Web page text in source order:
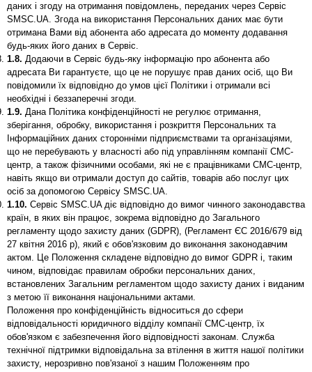
даних і згоду на отримання повідомлень, переданих через Сервіс
SMSC.UA. Згода на використання Персональних даних має бути
отримана Вами від абонента або адресата до моменту додавання
будь-яких його даних в Сервіс.
1.8. Додаючи в Сервіс будь-яку інформацію про абонента або
адресата Ви гарантуєте, що це не порушує прав даних осіб, що Ви
повідомили їх відповідно до умов цієї Політики і отримали всі
необхідні і беззаперечні згоди.
1.9. Дана Політика конфіденційності не регулює отримання,
зберігання, обробку, використання і розкриття Персональних та
Інформаційних даних сторонніми підприємствами та організаціями,
що не перебувають у власності або під управлінням компанії СМС-
центр, а також фізичними особами, які не є працівниками СМС-центр,
навіть якщо ви отримали доступ до сайтів, товарів або послуг цих
осіб за допомогою Сервісу SMSC.UA.
1.10. Сервіс SMSC.UA діє відповідно до вимог чинного законодавства
країн, в яких він працює, зокрема відповідно до Загального
регламенту щодо захисту даних (GDPR), (Регламент ЄС 2016/679 від
27 квітня 2016 р), який є обов'язковим до виконання законодавчим
актом. Це Положення складене відповідно до вимог GDPR і, таким
чином, відповідає правилам обробки персональних даних,
встановлених Загальним регламентом щодо захисту даних і виданим
з метою її виконання національними актами.
Положення про конфіденційність відноситься до сфери
відповідальності юридичного відділу компанії СМС-центр, їх
обов'язком є забезпечення його відповідності законам. Служба
технічної підтримки відповідальна за втілення в життя нашої політики
захисту, нерозривно пов'язаної з нашим Положенням про